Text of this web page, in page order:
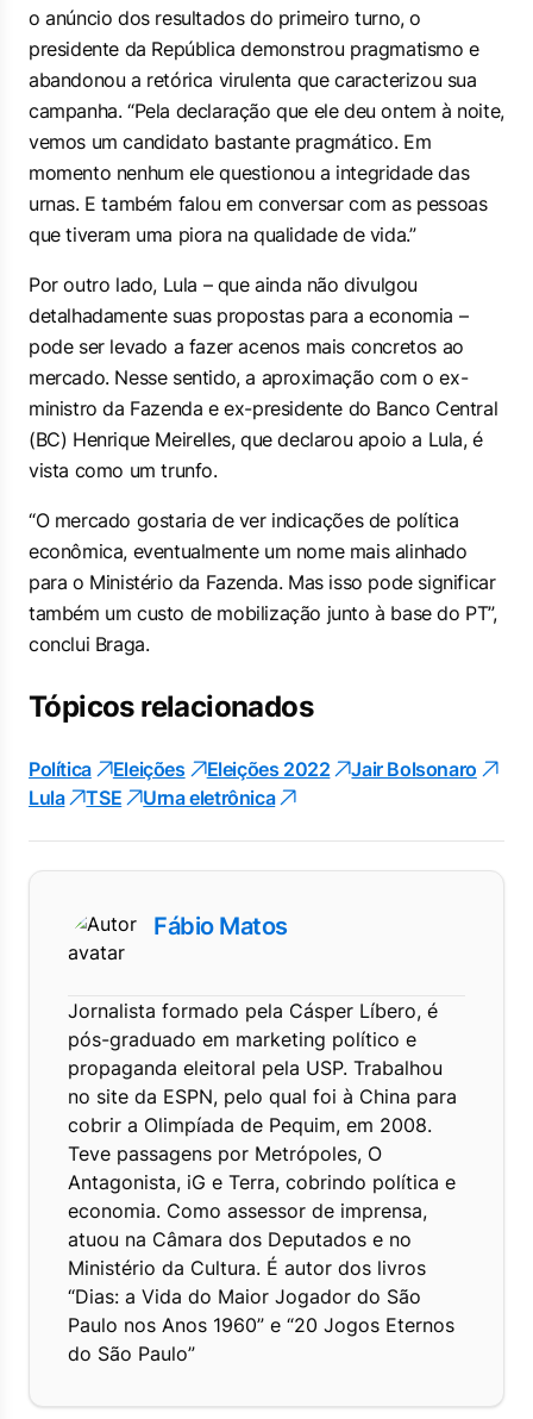
o anúncio dos resultados do primeiro turno, o
presidente da República demonstrou pragmatismo e
abandonou a retórica virulenta que caracterizou sua
campanha. “Pela declaração que ele deu ontem à noite,
vemos um candidato bastante pragmático. Em
momento nenhum ele questionou a integridade das
urnas. E também falou em conversar com as pessoas
que tiveram uma piora na qualidade de vida.”
Por outro lado, Lula – que ainda não divulgou
detalhadamente suas propostas para a economia –
pode ser levado a fazer acenos mais concretos ao
mercado. Nesse sentido, a aproximação com o ex-
ministro da Fazenda e ex-presidente do Banco Central
(BC) Henrique Meirelles, que declarou apoio a Lula, é
vista como um trunfo.
“O mercado gostaria de ver indicações de política
econômica, eventualmente um nome mais alinhado
para o Ministério da Fazenda. Mas isso pode significar
também um custo de mobilização junto à base do PT”,
conclui Braga.
Tópicos relacionados
Política Eleições Eleições 2022
Jair Bolsonaro
Lula
TSE Urna eletrônica
Fábio Matos
Jornalista formado pela Cásper Líbero, é
pós-graduado em marketing político e
propaganda eleitoral pela USP. Trabalhou
no site da ESPN, pelo qual foi à China para
cobrir a Olimpíada de Pequim, em 2008.
Teve passagens por Metrópoles, O
Antagonista, iG e Terra, cobrindo política e
economia. Como assessor de imprensa,
atuou na Câmara dos Deputados e no
Ministério da Cultura. É autor dos livros
“Dias: a Vida do Maior Jogador do São
Paulo nos Anos 1960” e “20 Jogos Eternos
do São Paulo”